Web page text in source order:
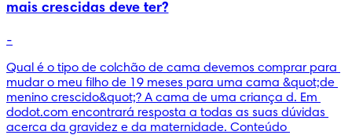
mais crescidas deve ter?
-
Qual é o tipo de colchão de cama devemos comprar para
mudar o meu filho de 19 meses para uma cama &quot;de
menino crescido&quot;? A cama de uma criança d. Em
dodot.com encontrará resposta a todas as suas dúvidas
acerca da gravidez e da maternidade. Conteúdo